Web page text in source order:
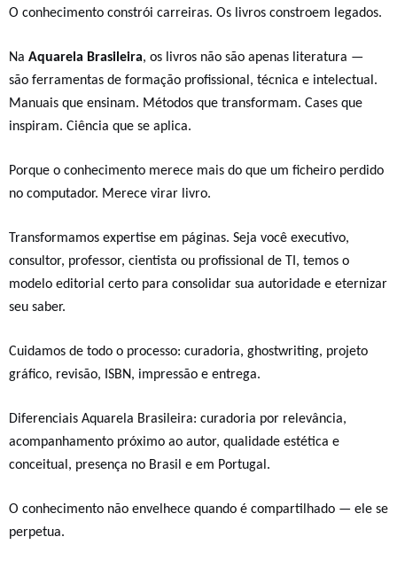
O conhecimento constrói carreiras. Os livros constroem legados.
Na Aquarela Brasileira, os livros não são apenas literatura —
são ferramentas de formação profissional, técnica e intelectual .
Manuais que ensinam. Métodos que transformam. Cases que
inspiram. Ciência que se aplica.
Porque o conhecimento merece mais do que um ficheiro perdido
no computador. Merece virar livro.
Transformamos expertise em páginas. Seja você executivo,
consultor, professor, cientista ou profissional de TI, temos o
modelo editorial certo para consolidar sua autoridade e eternizar
seu saber.
Cuidamos de todo o processo: curadoria, ghostwriting, projeto
gráfico, revisão, ISBN, impressão e entrega.
Diferenciais Aquarela Brasileira: curadoria por relevância,
acompanhamento próximo ao autor, qualidade estética e
conceitual, presença no Brasil e em Portugal.
O conhecimento não envelhece quando é compartilhado — ele se
perpetua.